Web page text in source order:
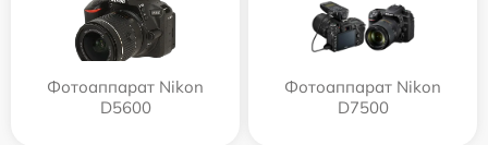
Фотоаппарат Nikon
D5600
Фотоаппарат Nikon
D7500